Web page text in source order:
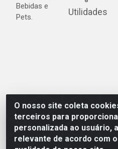
O nosso site coleta
terceiros para
personalizada ao usuário,
relevante de acordo com
Bebidas e
Pets.
Utilidades
Cardeal Distribuidora -
do Moura - Caruaru/PE -